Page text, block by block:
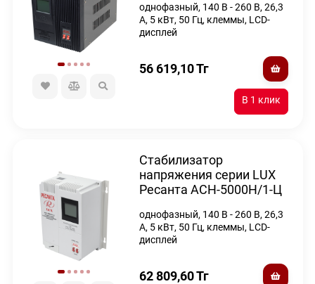
однофазный, 140 В - 260 В, 26,3
А, 5 кВт, 50 Гц, клеммы, LCD-
дисплей
56 619,10Тг
Стабилизатор
напряжения серии LUX
Ресанта АСН-5000Н/1-Ц
однофазный, 140 В - 260 В, 26,3
А, 5 кВт, 50 Гц, клеммы, LCD-
дисплей
62 809,60Тг